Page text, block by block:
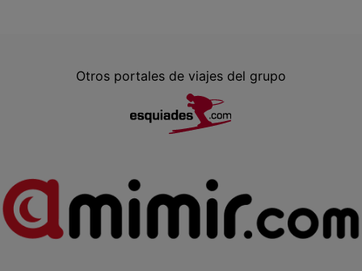
Otros portales de viajes del grupo